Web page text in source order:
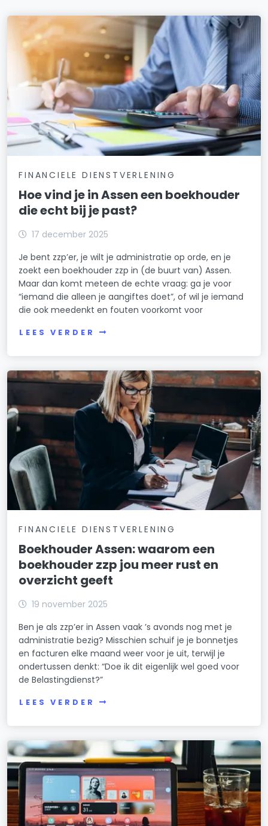
FINANCIELE DIENSTVERLENING
Hoe vind je in Assen een boekhouder
die echt bij je past?
17 december 2025
Je bent zzp’er, je wilt je administratie op orde, en je
zoekt een boekhouder zzp in (de buurt van) Assen.
Maar dan komt meteen de echte vraag: ga je voor
“iemand die alleen je aangiftes doet”, of wil je iemand
die ook meedenkt en fouten voorkomt voor
LEES VERDER
FINANCIELE DIENSTVERLENING
Boekhouder Assen: waarom een
boekhouder zzp jou meer rust en
overzicht geeft
19 november 2025
Ben je als zzp’er in Assen vaak ’s avonds nog met je
administratie bezig? Misschien schuif je je bonnetjes
en facturen elke maand weer voor je uit, terwijl je
ondertussen denkt: “Doe ik dit eigenlijk wel goed voor
de Belastingdienst?”
LEES VERDER